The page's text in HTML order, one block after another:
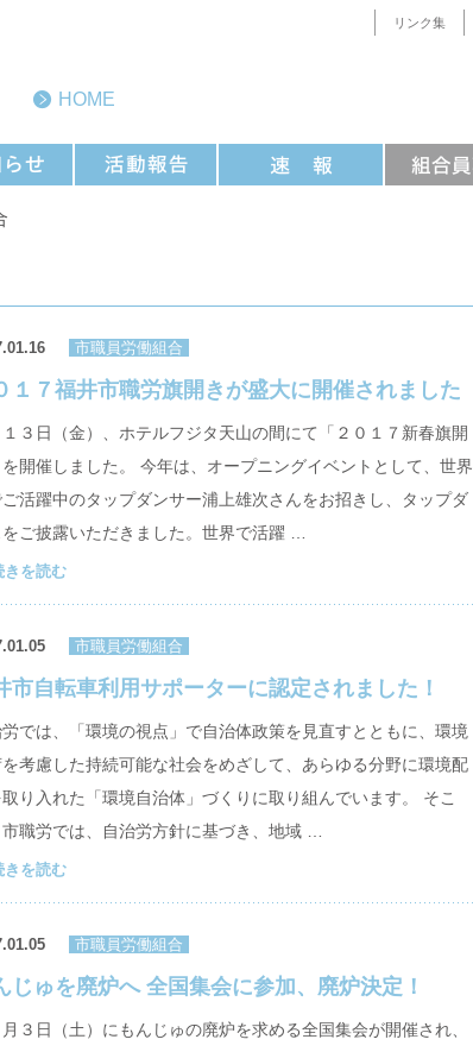
リンク集
HOME
市職員労働組合
１７福井市職労旗開きが盛大に開催されました
３日（金）、ホテルフジタ天山の間にて「２０１７新春旗開
開催しました。 今年は、オープニングイベントとして、世界
活躍中のタップダンサー浦上雄次さんをお招きし、タップダ
ご披露いただきました。世界で活躍 …
きを読む
市職員労働組合
市自転車利用サポーターに認定されました！
では、「環境の視点」で自治体政策を見直すとともに、環境
考慮した持続可能な社会をめざして、あらゆる分野に環境配
り入れた「環境自治体」づくりに取り組んでいます。 そこ
職労では、自治労方針に基づき、地域 …
きを読む
市職員労働組合
じゅを廃炉へ 全国集会に参加、廃炉決定！
３日（土）にもんじゅの廃炉を求める全国集会が開催され、